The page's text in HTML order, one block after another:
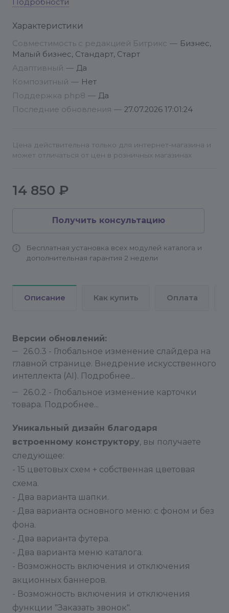
работы с заказами
Это обязательный этап установки корзины, в
необходимая для её работы. Пройдите все шаги
мастера установки решения.
1. Для работы данной функции необходимо
приобрести модуль Улучшенный выбор
Контент - Типы инфоблоков - Местоположения -
- код COORD_LAT, тип СТРОКА. Для Координаты
Контент - Местоположения - Контент - Добавить
элемент.
Файл /bitrix/php_interface/init.php
init.php
- Если есть данный файл, скопировать код из
_init.php в init.php
Это сделано для того, чтобы при установке
данного решения не затереть существующий
файл init.php
В файле _init.php Добавлены следующие
функции:
Функция №1 - для автоматического заполнения
свойства Минимальная цена при создании или
изменении товара. Свойство Минимальная цена
используется для сортировки по цене в Каталоге
товаров.
Функция №2 - необходимо использовать, если
создано несколько типов цен. По умолчанию,
корзина считает товары по минимальной цене.
Если для городов используется свой тип цен, то
при переключении города, благодаря данной
функции, корзина считает по выбранному типу
Подробности
Характеристики
Совместимость с редакцией Битрикс — Бизнес,
Малый бизнес, Стандарт, Старт
Адаптивный — Да
Композитный — Нет
Поддержка php8 — Да
Последние обновления — 27.07.2026 17:01:24
Цена действительна только для интернет-магазина и
может отличаться от цен в розничных магазинах
14 850 ₽
Получить консультацию
Бесплатная установка всех модулей каталога и
дополнительная гарантия 2 недели
Описание Как купить Оплата
Версии обновлений:
26.0.3 - Глобальное изменение слайдера на
главной странице. Внедрение искусственного
интеллекта (AI). Подробнее...
26.0.2 - Глобальное изменение карточки
товара. Подробнее...
Уникальный дизайн благодаря
встроенному конструктору, вы получаете
следующее:
- 15 цветовых схем + собственная цветовая
схема.
- Два варианта шапки.
- Два варианта основного меню: с фоном и без
фона.
- Два варианта футера.
- Два варианта меню каталога.
- Возможность включения и отключения
акционных баннеров.
- Возможность включения и отключения
функции "Заказать звонок".